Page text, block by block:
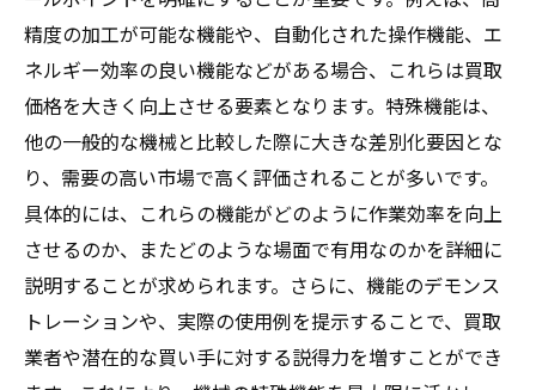
精度の加工が可能な機能や、自動化された操作機能、エ
ネルギー効率の良い機能などがある場合、これらは買取
価格を大きく向上させる要素となります。特殊機能は、
他の一般的な機械と比較した際に大きな差別化要因とな
り、需要の高い市場で高く評価されることが多いです。
具体的には、これらの機能がどのように作業効率を向上
させるのか、またどのような場面で有用なのかを詳細に
説明することが求められます。さらに、機能のデモンス
トレーションや、実際の使用例を提示することで、買取
業者や潜在的な買い手に対する説得力を増すことができ